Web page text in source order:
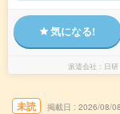
気になる!
派遣会社 日
未読 掲載日 2026/08/08